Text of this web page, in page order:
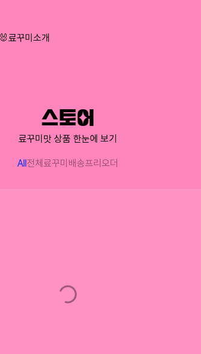
🐰료꾸미소개
스토어
료꾸미맛 상품 한눈에 보기
All전체료꾸미배송프리오더